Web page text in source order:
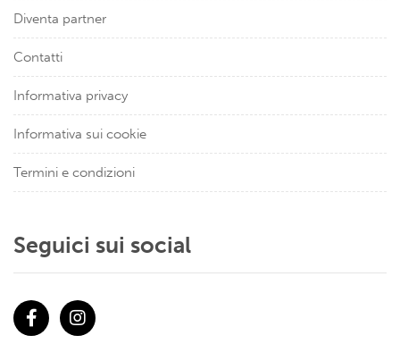
Diventa partner
Contatti
Informativa privacy
Informativa sui cookie
Termini e condizioni
Seguici sui social